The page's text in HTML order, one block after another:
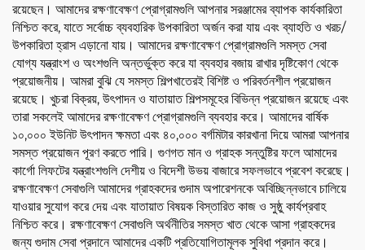
রয়েছেন। আমাদের রক্ষণাবেক্ষণ প্রোগ্রামগুলি আপনার সরঞ্জামের ব্যাপক কার্যকারিতা
নিশ্চিত করে, যাতে সর্বোচ্চ ব্যবহারিক উপকারিতা অর্জন করা যায় এবং ব্যাহতি ও খরচ/
উপকারিতা হ্রাস এড়ানো যায়। আমাদের রক্ষণাবেক্ষণ প্রোগ্রামগুলি সমস্ত সেবা
যোগ্য যন্ত্রাংশ ও অংশগুলি অন্তর্ভুক্ত করে যা ব্যবহার বজায় রাখার দৃষ্টিকোণ থেকে
প্রয়োজনীয়। আমরা বুঝি যে সমস্ত শিল্পখাতেরই বিশিষ্ট ও পরিবর্তনশীল প্রয়োজন
রয়েছে। খুচরা বিক্রয়, উৎপাদন ও যাতায়াত শিল্পসমূহের বিভিন্ন প্রয়োজন রয়েছে এবং
তারা সকলেই আমাদের রক্ষণাবেক্ষণ প্রোগ্রামগুলি ব্যবহার করে। আমাদের বার্ষিক
১০,০০০ ইউনিট উৎপাদন ক্ষমতা এবং ৪০,০০০ বর্গমিটার কারখানা দিয়ে আমরা আপনার
সমস্ত প্রয়োজন পূরণ করতে পারি। গুণগত মান ও গ্রাহক সন্তুষ্টির ফলে আমাদের
কার্গো লিফটের যন্ত্রাংশগুলি দেশীয় ও বিদেশী উভয় বাজারে সফলভাবে প্রবেশ করেছে।
রক্ষণাবেক্ষণ সেবাগুলি আমাদের গ্রাহকদের গুদাম অপারেশনকে অবিচ্ছিন্নভাবে চালিয়ে
যাওয়ার সুযোগ করে দেয় এবং যাতায়াত বিষয়ক বিস্তারিত কাজ ও সুষ্ঠু কার্যপ্রবাহ
নিশ্চিত করে। রক্ষণাবেক্ষণ সেবাগুলি অর্থনীতির সমস্ত খাত থেকে আসা গ্রাহকদের
জন্য গুদাম সেবা প্রদানে আমাদের একটি প্রতিযোগিতামূলক সুবিধা প্রদান করে।